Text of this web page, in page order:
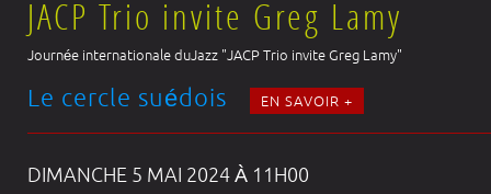
JACP Trio invite Greg Lamy
Journée internationale duJazz "JACP Trio invite Greg Lamy"
Le cercle suédois EN SAVOIR +
DIMANCHE 5 MAI 2024 À 11H00